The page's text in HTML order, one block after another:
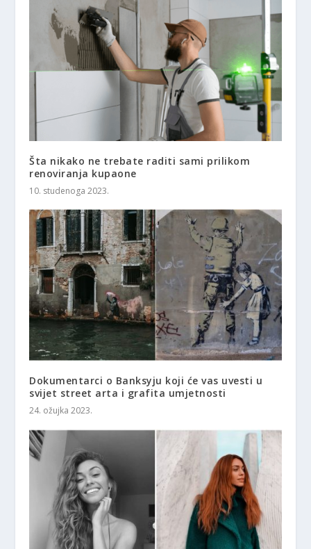
Šta nikako ne trebate raditi sami prilikom
renoviranja kupaone
10. studenoga 2023.
Dokumentarci o Banksyju koji će vas uvesti u
svijet street arta i grafita umjetnosti
24. ožujka 2023.